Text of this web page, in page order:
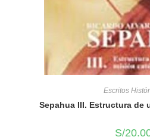
Escritos
Sepahua III. Estructura de
S/